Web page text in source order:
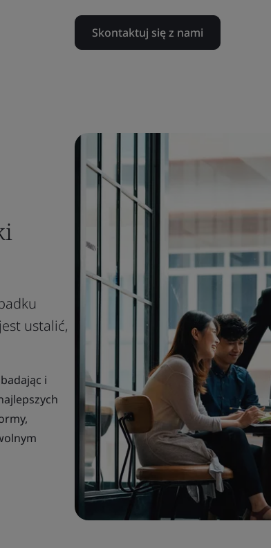
Skontaktuj się z nami
ustalić,
i